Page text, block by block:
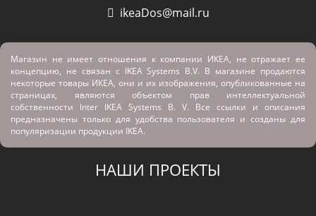
ikeaDos@mail.ru
Магазин не имеет отношения к компании ИКЕА, не отражает ее
концепцию, не связан с IKEA Systems B.V. В магазине продаются
некоторые товары ИКЕА, они и их изображения, опубликованные на
страницах, являются объектом прав интеллектуальной
собственности Inter IKEA Systems B. V. Все ссылки и описания
предназначены только для удобства пользователя и созданы для
популяризации продукции IKEA.
НАШИ ПРОЕКТЫ